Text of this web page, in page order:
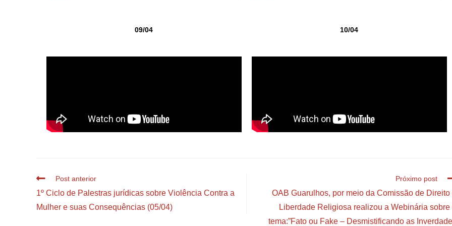
09/04 10/04
Post anterior
1º Ciclo de Palestras jurídicas sobre Violência Contra a
Mulher e suas Consequências (05/04)
Próximo post
OAB Guarulhos, por meio da Comissão de Direito
Liberdade Religiosa realizou a Webinária sobre
tema:”Fato ou Fake – Desmistificando as